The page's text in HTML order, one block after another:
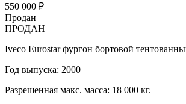
550 000 ₽
Продан
ПРОДАН
Iveco Eurostar фургон бортовой
Год выпуска: 2000
Разрешенная макс. масса: 18 000 кг.